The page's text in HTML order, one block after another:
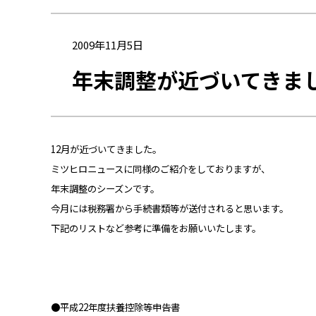
2009年11月5日
年末調整が近づいてきま
12月が近づいてきました。
ミツヒロニュースに同様のご紹介をしておりますが、
年末調整のシーズンです。
今月には税務署から手続書類等が送付されると思います。
下記のリストなど参考に準備をお願いいたします。
●平成22年度扶養控除等申告書